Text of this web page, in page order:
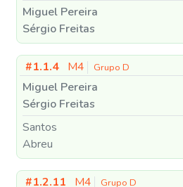
Miguel Pereira
Sérgio Freitas
#1.1.4 M4 Grupo D
Miguel Pereira
Sérgio Freitas
Santos
Abreu
#1.2.11 M4 Grupo D